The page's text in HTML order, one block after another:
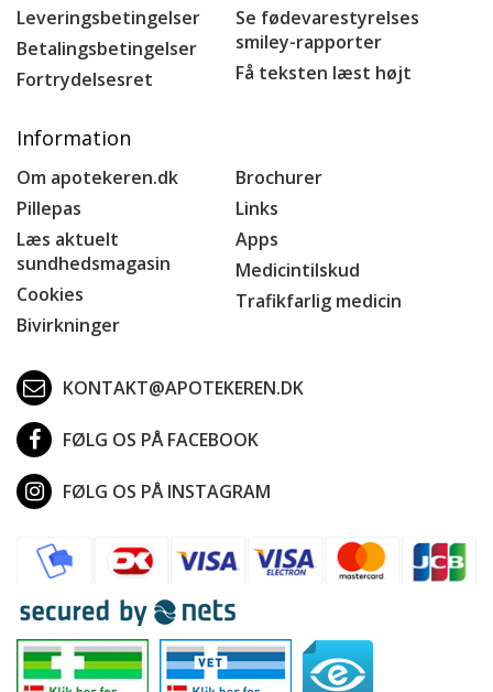
Leveringsbetingelser
Betalingsbetingelser
Fortrydelsesret
Se fødevarestyrelses
smiley-rapporter
Få teksten læst højt
Information
Om apotekeren.dk
Pillepas
Læs aktuelt
sundhedsmagasin
Cookies
Bivirkninger
Brochurer
Links
Apps
Medicintilskud
Trafikfarlig medicin
KONTAKT@APOTEKEREN.DK
FØLG OS PÅ FACEBOOK
FØLG OS PÅ INSTAGRAM